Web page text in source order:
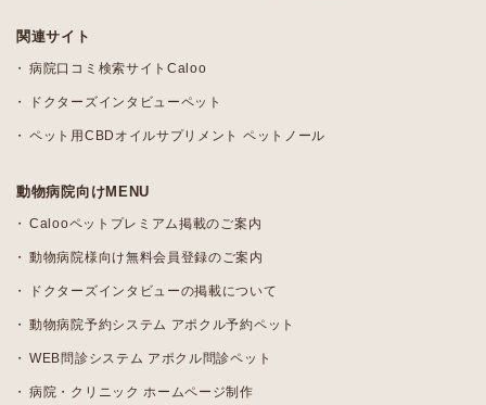
関連サイト
病院口コミ検索サイトCaloo
ドクターズインタビューペット
ペット用CBDオイルサプリメント ペットノール
動物病院向けMENU
Calooペットプレミアム掲載のご案内
動物病院様向け無料会員登録のご案内
ドクターズインタビューの掲載について
動物病院予約システム アポクル予約ペット
WEB問診システム アポクル問診ペット
病院・クリニック ホームページ制作